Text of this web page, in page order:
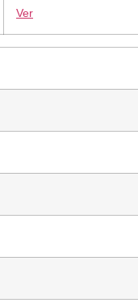
Ver